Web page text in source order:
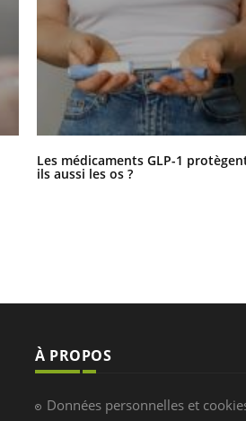
Les médicaments GLP-1
ils aussi les os ?
À PROPOS
Données personnelles et